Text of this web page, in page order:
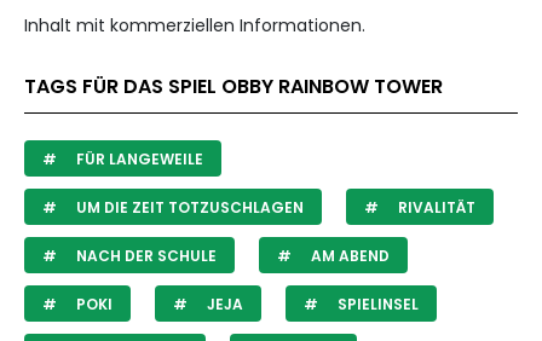
Inhalt mit kommerziellen Informationen.
TAGS FÜR DAS SPIEL OBBY RAINBOW TOWER
FÜR LANGEWEILE
UM DIE ZEIT TOTZUSCHLAGEN RIVALITÄT
NACH DER SCHULE AM ABEND
POKI JEJA SPIELINSEL